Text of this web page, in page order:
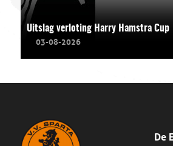
Uitslag verloting Harry Hamstra Cup
03-08-2026
De